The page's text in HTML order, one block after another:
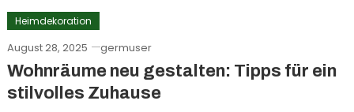
Heimdekoration
August 28, 2025 germuser
Wohnräume neu gestalten: Tipps für ein
stilvolles Zuhause